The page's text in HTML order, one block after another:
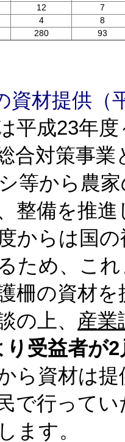
12
7
4
8
280 93
資材提供（
平成23年度
合対策事
等から農
整備を推
からは国の
ため、こ
柵の資材
の上、 産業
り受益者が2
ら資材は提
で行って
ます。